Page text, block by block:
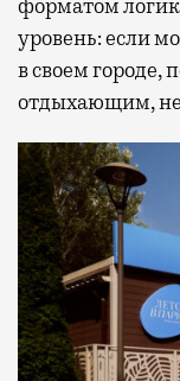
форматом
уровень: если
в своем городе,
отдыхающим,